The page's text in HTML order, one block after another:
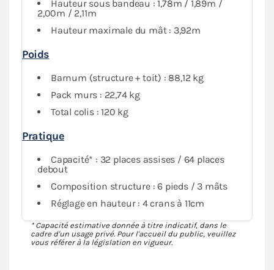
Hauteur sous bandeau : 1,78m / 1,89m /
2,00m / 2,11m
Hauteur maximale du mât : 3,92m
Poids
Barnum (structure + toit) : 88,12 kg
Pack murs : 22,74 kg
Total colis : 120 kg
Pratique
Capacité* : 32 places assises / 64 places
debout
Composition structure : 6 pieds / 3 mâts
Réglage en hauteur : 4 crans à 11cm
* Capacité estimative donnée à titre indicatif, dans le
cadre d'un usage privé. Pour l'accueil du public, veuillez
vous référer à la législation en vigueur.